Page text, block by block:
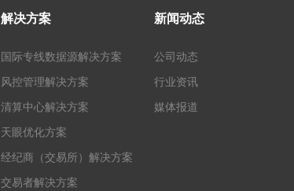
解决方案
国际专线数据源解决方案
风控管理解决方案
清算中心解决方案
天眼优化方案
经纪商（交易所）解决方案
交易者解决方案
新闻动态
公司动态
行业资讯
媒体报道